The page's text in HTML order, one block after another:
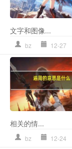
文字和图像...
bz 12-27
相关的情...
bz 12-24